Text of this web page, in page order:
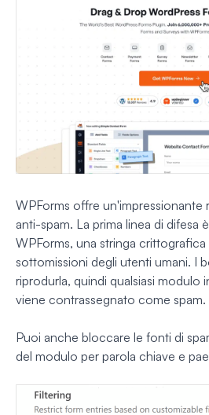
WPForms offre un'impressionante
anti-spam. La prima linea di difesa
WPForms, una stringa
sottomissioni degli utenti umani. I
riprodurla, quindi qualsiasi modulo
viene contrassegnato come spam.
Puoi anche bloccare le fonti di
del modulo per parola chiave e